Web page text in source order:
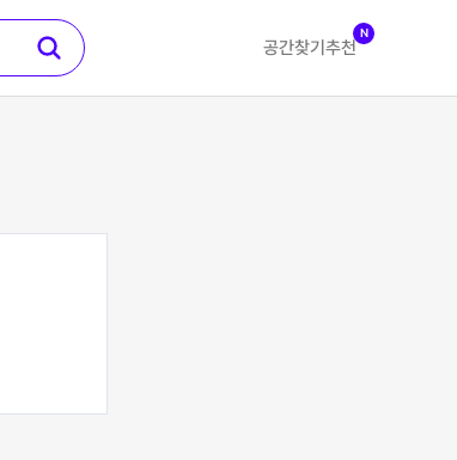
공간찾기 추천
N